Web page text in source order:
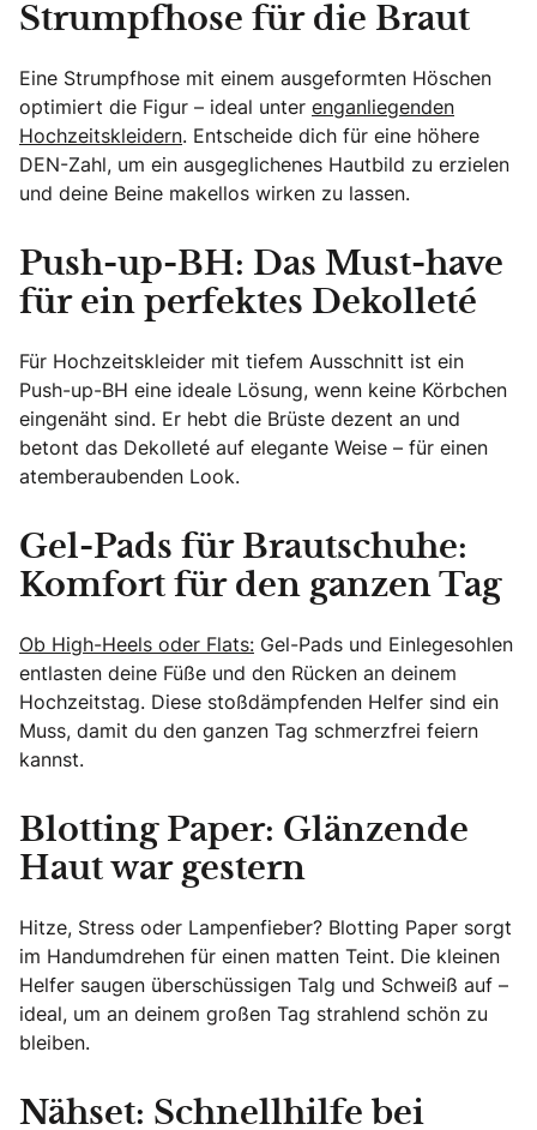
Strumpfhose für die Braut
Eine Strumpfhose mit einem ausgeformten Höschen
optimiert die Figur – ideal unter enganliegenden
Hochzeitskleidern. Entscheide dich für eine höhere
DEN-Zahl, um ein ausgeglichenes Hautbild zu erzielen
und deine Beine makellos wirken zu lassen.
Push-up-BH: Das Must-have
für ein perfektes Dekolleté
Für Hochzeitskleider mit tiefem Ausschnitt ist ein
Push-up-BH eine ideale Lösung, wenn keine Körbchen
eingenäht sind. Er hebt die Brüste dezent an und
betont das Dekolleté auf elegante Weise – für einen
atemberaubenden Look.
Gel-Pads für Brautschuhe:
Komfort für den ganzen Tag
Ob High-Heels oder Flats: Gel-Pads und Einlegesohlen
entlasten deine Füße und den Rücken an deinem
Hochzeitstag. Diese stoßdämpfenden Helfer sind ein
Muss, damit du den ganzen Tag schmerzfrei feiern
kannst.
Blotting Paper: Glänzende
Haut war gestern
Hitze, Stress oder Lampenfieber? Blotting Paper sorgt
im Handumdrehen für einen matten Teint. Die kleinen
Helfer saugen überschüssigen Talg und Schweiß auf –
ideal, um an deinem großen Tag strahlend schön zu
bleiben.
Nähset: Schnellhilfe bei